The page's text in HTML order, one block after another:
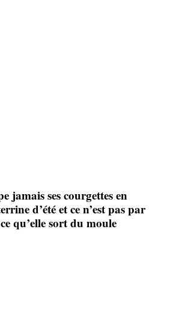
jamais ses courgettes en
d’été et ce n’est pas par
qu’elle sort du moule